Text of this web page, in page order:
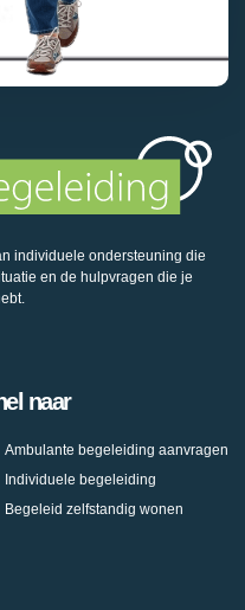
individuele ondersteuning die
en de hulpvragen die je
naar
Ambulante begeleiding aanvragen
Individuele begeleiding
Begeleid zelfstandig wonen